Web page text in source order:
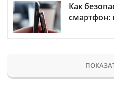
Как
смартфон: